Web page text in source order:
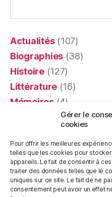
Gérer le
cookies
Pour offrir les meilleures
telles que les cookies pour
appareils. Le fait de consentir à
traiter des données telles que le
uniques sur ce site. Le fait de ne
consentement peut avoir un effet
Actualités(107)
Biographies (38)
Histoire(127)
Littérature (16)
Mémoires(4)
(24)
Religion(63)
Témoignages(20)